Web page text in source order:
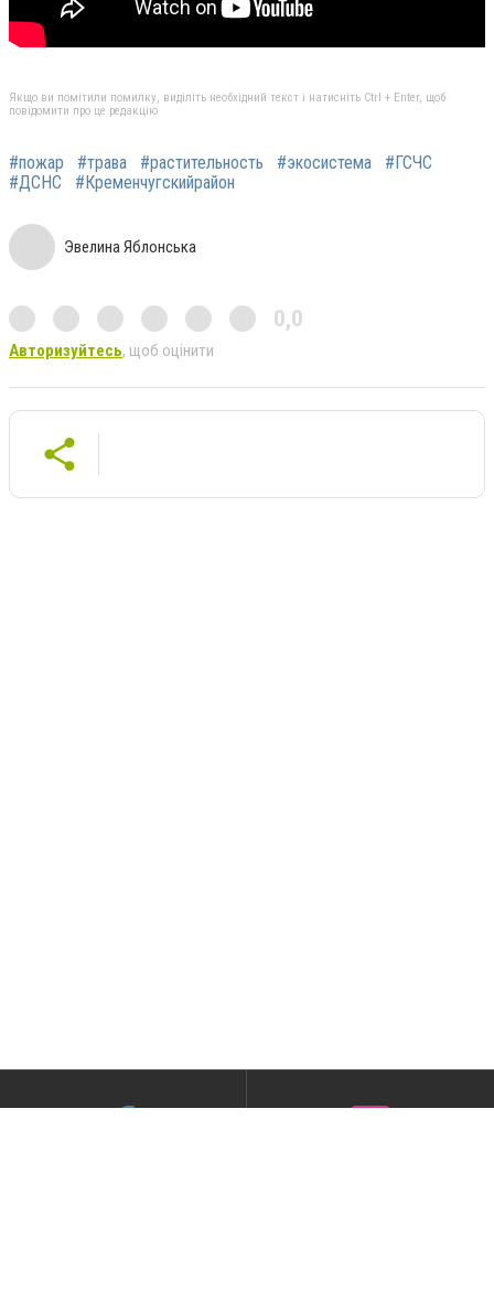
Якщо ви помітили помилку, виділіть необхідний текст і натисніть Ctrl + Enter, щоб
повідомити про це редакцію
#пожар #трава #растительность #экосистема
#ГСЧС
#ДСНС
#Кременчугскийрайон
Эвелина Яблонська
0,0
Авторизуйтесь, щоб оцінити